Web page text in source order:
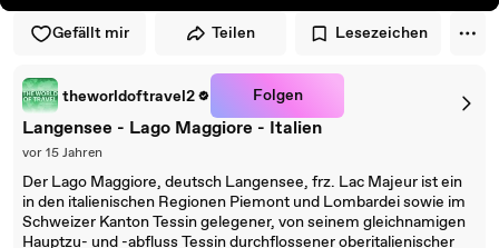
Gefällt mir Teilen Lesezeichen
theworldoftravel2 Folgen
Langensee - Lago Maggiore - Italien
vor 15 Jahren
Der Lago Maggiore, deutsch Langensee, frz. Lac Majeur ist ein
in den italienischen Regionen Piemont und Lombardei sowie im
Schweizer Kanton Tessin gelegener, von seinem gleichnamigen
Hauptzu- und -abfluss Tessin durchflossener oberitalienischer